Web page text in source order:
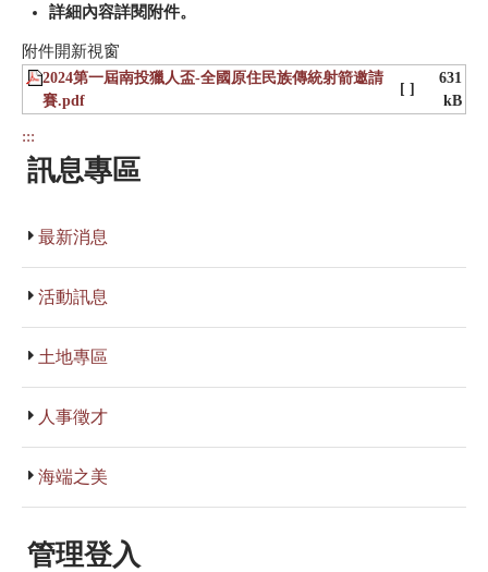
詳細內容詳閱附件。
附件開新視窗
2024第一屆南投獵人盃-全國原住民族傳統射箭邀請
賽.pdf
[ ]
631
kB
:::
訊息專區
最新消息
活動訊息
土地專區
人事徵才
海端之美
管理登入